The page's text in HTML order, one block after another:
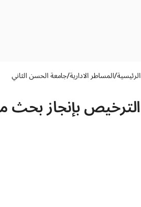
الرئيسية/المساطر الادارية/جامعة الحسن الثاني
الترخيص بإنجاز بحث